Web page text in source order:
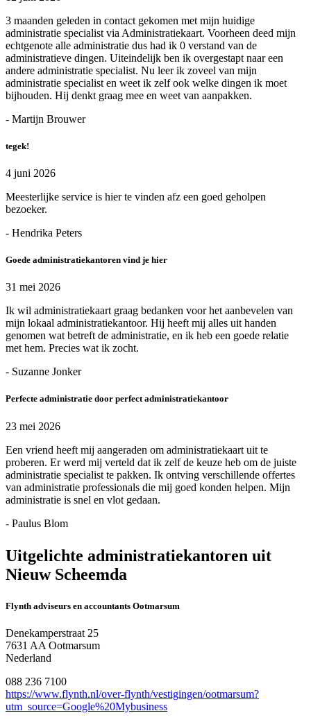
3 maanden geleden in contact gekomen met mijn huidige
administratie specialist via Administratiekaart. Voorheen deed mijn
echtgenote alle administratie dus had ik 0 verstand van de
administratieve dingen. Uiteindelijk ben ik overgestapt naar een
andere administratie specialist. Nu leer ik zoveel van mijn
administratie specialist en weet ik zelf ook welke dingen ik moet
bijhouden. Hij denkt graag mee en weet van aanpakken.
- Martijn Brouwer
tegek!
4 juni 2026
Meesterlijke service is hier te vinden afz een goed geholpen
bezoeker.
- Hendrika Peters
Goede administratiekantoren vind je hier
31 mei 2026
Ik wil administratiekaart graag bedanken voor het aanbevelen van
mijn lokaal administratiekantoor. Hij heeft mij alles uit handen
genomen wat betreft de administratie, en ik heb een goede relatie
met hem. Precies wat ik zocht.
- Suzanne Jonker
Perfecte administratie door perfect administratiekantoor
23 mei 2026
Een vriend heeft mij aangeraden om administratiekaart uit te
proberen. Er werd mij verteld dat ik zelf de keuze heb om de juiste
administratie specialist te pakken. Ik ontving verschillende offertes
van administratie professionals die mij goed konden helpen. Mijn
administratie is snel en vlot gedaan.
- Paulus Blom
Uitgelichte administratiekantoren uit
Nieuw Scheemda
Flynth adviseurs en accountants Ootmarsum
Denekamperstraat 25
7631 AA Ootmarsum
Nederland
088 236 7100
https://www.flynth.nl/over-flynth/vestigingen/ootmarsum?
utm_source=Google%20Mybusiness